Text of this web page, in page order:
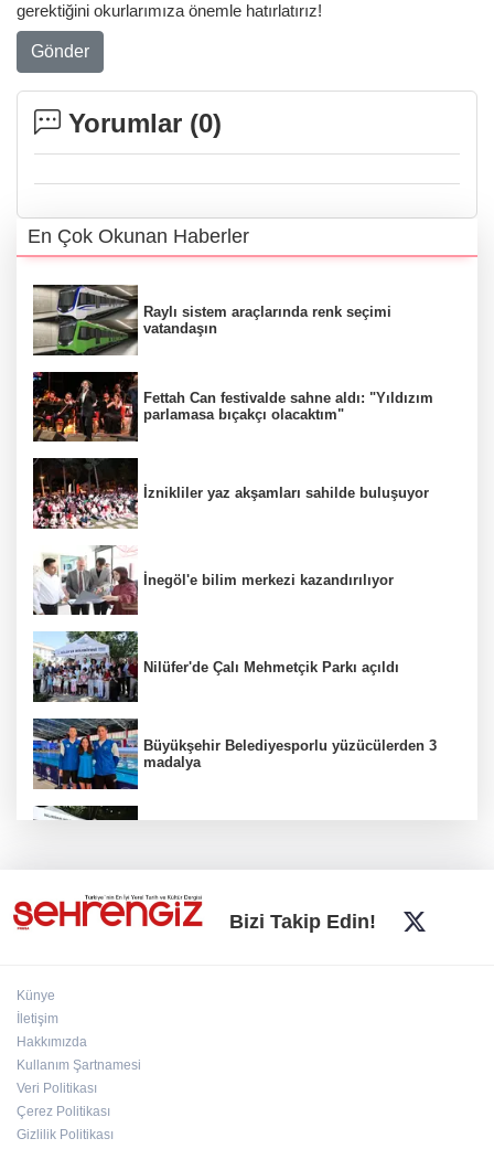
gerektiğini okurlarımıza önemle hatırlatırız!
Gönder
Yorumlar (0)
En Çok Okunan Haberler
Raylı sistem araçlarında renk seçimi
vatandaşın
Fettah Can festivalde sahne aldı: "Yıldızım
parlamasa bıçakçı olacaktım"
İznikliler yaz akşamları sahilde buluşuyor
İnegöl'e bilim merkezi kazandırılıyor
Nilüfer'de Çalı Mehmetçik Parkı açıldı
Büyükşehir Belediyesporlu yüzücülerden 3
madalya
Bursa Büyükşehir'den kırsala tam destek:
Bizi Takip Edin!
Künye
İletişim
Hakkımızda
Kullanım Şartnamesi
Veri Politikası
Çerez Politikası
Gizlilik Politikası